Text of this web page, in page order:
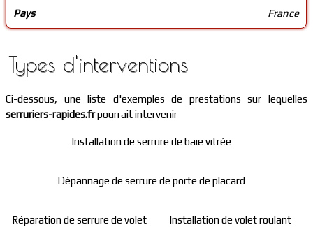
Pays France
Types d'interventions
Ci-dessous, une liste d'exemples de prestations sur lequelles
serruriers-rapides.frpourrait intervenir
Installation de serrure de baie vitrée
Dépannage de serrure de porte de placard
Réparation de serrure de volet Installation de volet roulant